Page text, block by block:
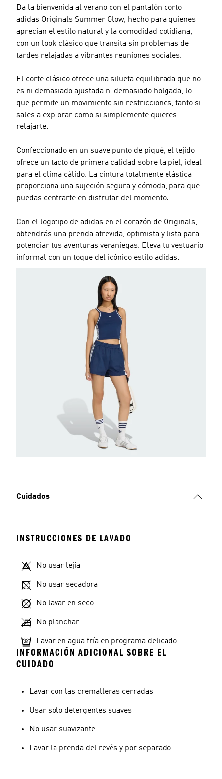
Da la bienvenida al verano con el pantalón corto
adidas Originals Summer Glow, hecho para quienes
aprecian el estilo natural y la comodidad cotidiana,
con un look clásico que transita sin problemas de
tardes relajadas a vibrantes reuniones sociales.
El corte clásico ofrece una silueta equilibrada que no
es ni demasiado ajustada ni demasiado holgada, lo
que permite un movimiento sin restricciones, tanto si
sales a explorar como si simplemente quieres
relajarte.
Confeccionado en un suave punto de piqué, el tejido
ofrece un tacto de primera calidad sobre la piel, ideal
para el clima cálido. La cintura totalmente elástica
proporciona una sujeción segura y cómoda, para que
puedas centrarte en disfrutar del momento.
Con el logotipo de adidas en el corazón de Originals,
obtendrás una prenda atrevida, optimista y lista para
potenciar tus aventuras veraniegas. Eleva tu vestuario
informal con un toque del icónico estilo adidas.
Cuidados
INSTRUCCIONES DE LAVADO
No usar lejía
No usar secadora
No lavar en seco
No planchar
Lavar en agua fría en programa delicado
INFORMACIÓN ADICIONAL SOBRE EL
CUIDADO
Lavar con las cremalleras cerradas
Usar solo detergentes suaves
No usar suavizante
Lavar la prenda del revés y por separado